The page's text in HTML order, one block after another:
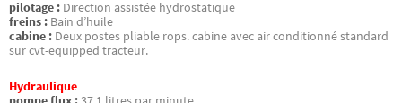
pilotage : Direction assistée hydrostatique
freins : Bain d’huile
cabine : Deux postes pliable rops. cabine avec air conditionné standard
sur cvt-equipped tracteur.
Hydraulique